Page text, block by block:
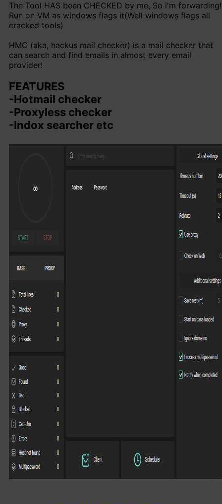
The Tool HAS been CHECKED by me, So i'm forwarding!
Run on VM as windows flags it(Well windows flags all
cracked tools)
HMC (aka, hackus mail checker) is a mail checker that
can search and find emails in almost every email
provider!
FEATURES
-Hotmail checker
-Proxyless checker
-Indox searcher etc